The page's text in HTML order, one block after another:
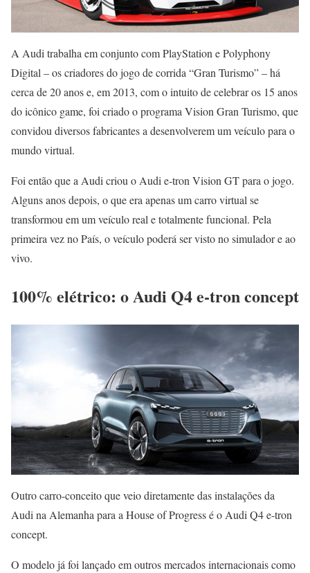
A Audi trabalha em conjunto com PlayStation e Polyphony
Digital – os criadores do jogo de corrida “Gran Turismo” – há
cerca de 20 anos e, em 2013, com o intuito de celebrar os 15 anos
do icônico game, foi criado o programa Vision Gran Turismo, que
convidou diversos fabricantes a desenvolverem um veículo para o
mundo virtual.
Foi então que a Audi criou o Audi e-tron Vision GT para o jogo.
Alguns anos depois, o que era apenas um carro virtual se
transformou em um veículo real e totalmente funcional. Pela
primeira vez no País, o veículo poderá ser visto no simulador e ao
vivo.
100% elétrico: o Audi Q4 e-tron concept
Outro carro-conceito que veio diretamente das instalações da
Audi na Alemanha para a House of Progress é o Audi Q4 e-tron
concept.
O modelo já foi lançado em outros mercados internacionais como